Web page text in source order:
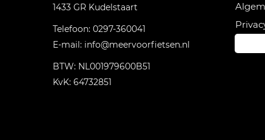
1433 GR Kudelstaart
Telefoon: 0297-360041
E-mail: info@meervoorfietsen.nl
BTW: NL001979600B51
KvK: 64732851